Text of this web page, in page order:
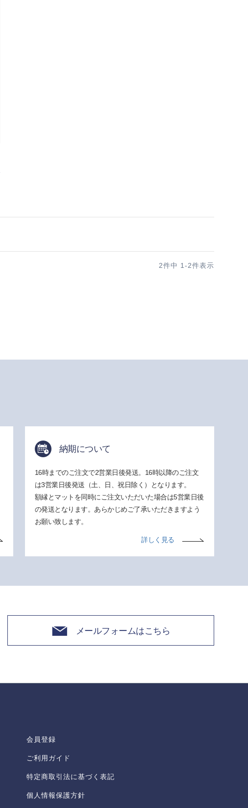
2件中 1 -2件表示
納期について
16時までのご注文で2営業日後発送。16時以降のご注文
は3営業日後発送（土、日、祝日除く）となります。
額縁とマットを同時にご注文いただいた場合は5営業日後
の発送となります。あらかじめご了承いただきますよう
お願い致します。
詳しく見る
メールフォームはこちら
会員登録
ご利用ガイド
特定商取引法に基づく表記
個人情報保護方針